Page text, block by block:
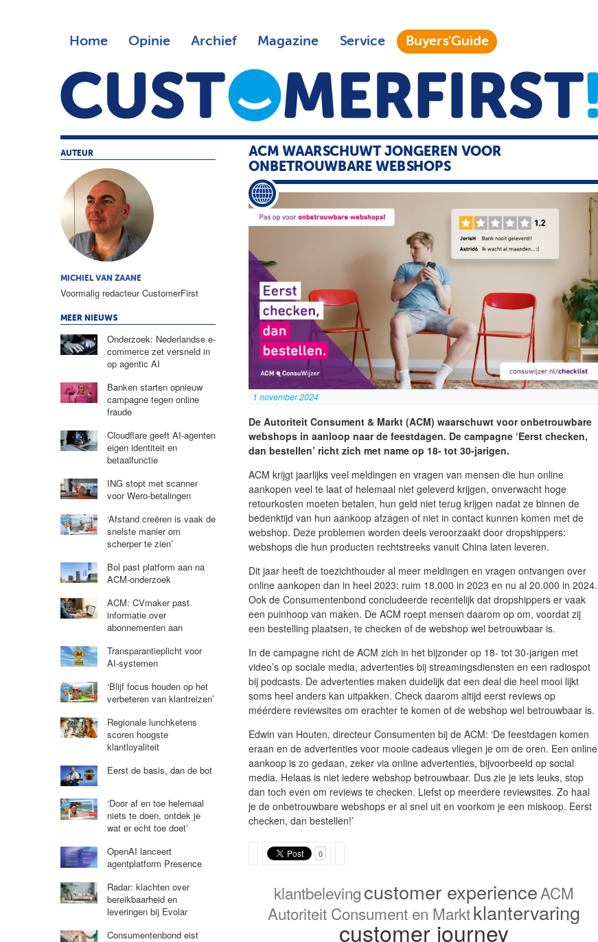
Home Opinie Archief Magazine Service Buyers'Guide
ACM WAARSCHUWT JONGEREN VOOR
ONBETROUWBARE WEBSHOPS
1 november 2024
De Autoriteit Consument & Markt (ACM) waarschuwt voor onbetrouwbare
webshops in aanloop naar de feestdagen. De campagne ‘Eerst checken,
dan bestellen’ richt zich met name op 18- tot 30-jarigen.
ACM krijgt jaarlijks veel meldingen en vragen van mensen die hun online
aankopen veel te laat of helemaal niet geleverd krijgen, onverwacht hoge
retourkosten moeten betalen, hun geld niet terug krijgen nadat ze binnen de
bedenktijd van hun aankoop afzagen of niet in contact kunnen komen met de
webshop. Deze problemen worden deels veroorzaakt door dropshippers:
webshops die hun producten rechtstreeks vanuit China laten leveren.
Dit jaar heeft de toezichthouder al meer meldingen en vragen ontvangen over
online aankopen dan in heel 2023: ruim 18.000 in 2023 en nu al 20.000 in 2024.
Ook de Consumentenbond concludeerde recentelijk dat dropshippers er vaak
een puinhoop van maken. De ACM roept mensen daarom op om, voordat zij
een bestelling plaatsen, te checken of de webshop wel betrouwbaar is.
In de campagne richt de ACM zich in het bijzonder op 18- tot 30-jarigen met
video’s op sociale media, advertenties bij streamingsdiensten en een radiospot
bij podcasts. De advertenties maken duidelijk dat een deal die heel mooi lijkt
soms heel anders kan uitpakken. Check daarom altijd eerst reviews op
méérdere reviewsites om erachter te komen of de webshop wel betrouwbaar is.
Edwin van Houten, directeur Consumenten bij de ACM: ‘De feestdagen komen
eraan en de advertenties voor mooie cadeaus vliegen je om de oren. Een online
aankoop is zo gedaan, zeker via online advertenties, bijvoorbeeld op social
media. Helaas is niet iedere webshop betrouwbaar. Dus zie je iets leuks, stop
dan toch even om reviews te checken. Liefst op meerdere reviewsites. Zo haal
je de onbetrouwbare webshops er al snel uit en voorkom je een miskoop. Eerst
checken, dan bestellen!’
0
klantbelevingcustomer experienceACM
Autoriteit Consument en Marktklantervaring
customer journey
AUTEUR
MICHIEL VAN ZAANE
Voormalig redacteur CustomerFirst
MEER NIEUWS
Onderzoek: Nederlandse e-
commerce zet versneld in
op agentic AI
Banken starten opnieuw
campagne tegen online
fraude
Cloudflare geeft AI-agenten
eigen identiteit en
betaalfunctie
ING stopt met scanner
voor Wero-betalingen
‘Afstand creëren is vaak de
snelste manier om
scherper te zien’
Bol past platform aan na
ACM-onderzoek
ACM: CVmaker past
informatie over
abonnementen aan
Transparantieplicht voor
AI-systemen
‘Blijf focus houden op het
verbeteren van klantreizen’
Regionale lunchketens
scoren hoogste
klantloyaliteit
Eerst de basis, dan de bot
‘Door af en toe helemaal
niets te doen, ontdek je
wat er echt toe doet’
OpenAI lanceert
agentplatform Presence
Radar: klachten over
bereikbaarheid en
leveringen bij Evolar
Consumentenbond eist